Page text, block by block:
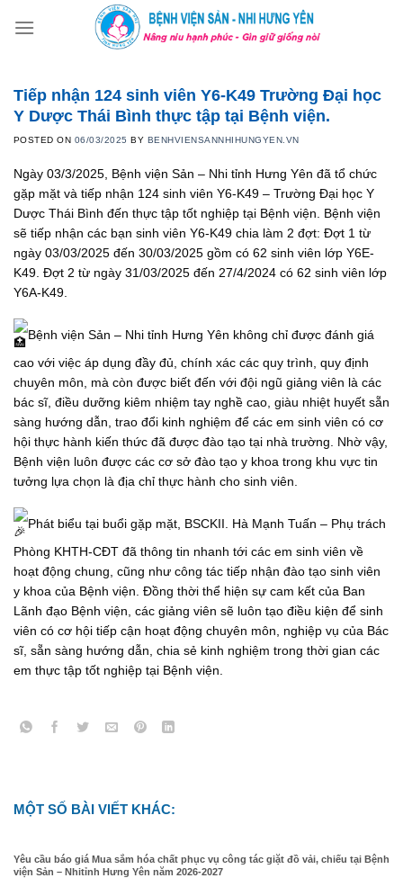
Tiếp nhận 124 sinh viên Y6-K49 Trường Đại học
Y Dược Thái Bình thực tập tại Bệnh viện.
POSTED ON 06/03/2025 BY BENHVIENSANNHIHUNGYEN.VN
Ngày 03/3/2025, Bệnh viện Sản – Nhi tỉnh Hưng Yên đã tổ chức
gặp mặt và tiếp nhận 124 sinh viên Y6-K49 – Trường Đại học Y
Dược Thái Bình đến thực tập tốt nghiệp tại Bệnh viện. Bệnh viện
sẽ tiếp nhận các bạn sinh viên Y6-K49 chia làm 2 đợt: Đợt 1 từ
ngày 03/03/2025 đến 30/03/2025 gồm có 62 sinh viên lớp Y6E-
K49. Đợt 2 từ ngày 31/03/2025 đến 27/4/2024 có 62 sinh viên lớp
Y6A-K49.
Bệnh viện Sản – Nhi tỉnh Hưng Yên không chỉ được đánh giá
cao với việc áp dụng đầy đủ, chính xác các quy trình, quy định
chuyên môn, mà còn được biết đến với đội ngũ giảng viên là các
bác sĩ, điều dưỡng kiêm nhiệm tay nghề cao, giàu nhiệt huyết sẵn
sàng hướng dẫn, trao đổi kinh nghiệm để các em sinh viên có cơ
hội thực hành kiến thức đã được đào tạo tại nhà trường. Nhờ vậy,
Bệnh viện luôn được các cơ sở đào tạo y khoa trong khu vực tin
tưởng lựa chọn là địa chỉ thực hành cho sinh viên.
Phát biểu tại buổi gặp mặt, BSCKII. Hà Mạnh Tuấn – Phụ trách
Phòng KHTH-CĐT đã thông tin nhanh tới các em sinh viên về
hoạt động chung, cũng như công tác tiếp nhận đào tạo sinh viên
y khoa của Bệnh viện. Đồng thời thể hiện sự cam kết của Ban
Lãnh đạo Bệnh viện, các giảng viên sẽ luôn tạo điều kiện để sinh
viên có cơ hội tiếp cận hoạt động chuyên môn, nghiệp vụ của Bác
sĩ, sẵn sàng hướng dẫn, chia sẻ kinh nghiệm trong thời gian các
em thực tập tốt nghiệp tại Bệnh viện.
MỘT SỐ BÀI VIẾT KHÁC:
Yêu cầu báo giá Mua sắm hóa chất phục vụ công tác giặt đồ vải, chiếu tại Bệnh
viện Sản – Nhitỉnh Hưng Yên năm 2026-2027